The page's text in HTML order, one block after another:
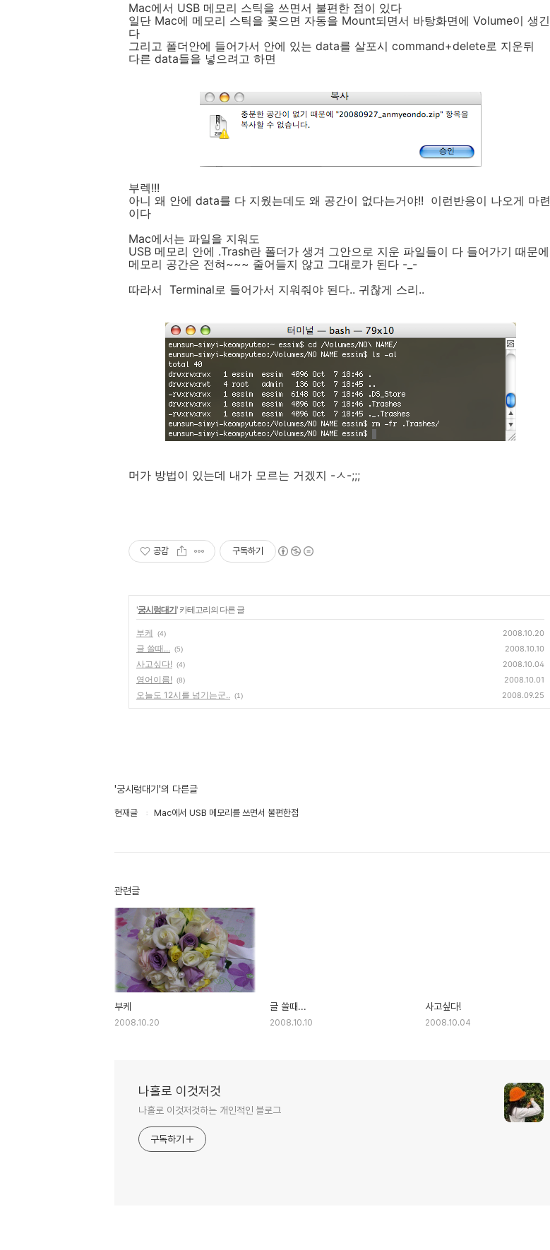
Mac에서 USB 메모리 스틱을 쓰면서 불편한 점이 있다
일단 Mac에 메모리 스틱을 꽃으면 자동을 Mount되면서 바탕화면에 Volume이 생긴
다
그리고 폴더안에 들어가서 안에 있는 data를 살포시 command+delete로 지운뒤
다른 data들을 넣으려고 하면
부렉!!!
아니 왜 안에 data를 다 지웠는데도 왜 공간이 없다는거야!! 이런반응이 나오게 마련
이다
Mac에서는 파일을 지워도
USB 메모리 안에 .Trash란 폴더가 생겨 그안으로 지운 파일들이 다 들어가기 때문에
메모리 공간은 전혀~~~ 줄어들지 않고 그대로가 된다 -_-
따라서 Terminal로 들어가서 지워줘야 된다.. 귀찮게 스리..
머가 방법이 있는데 내가 모르는 거겠지 -ㅅ-;;;
공감 구독하기
'궁시렁대기' 카테고리의 다른 글
부케 (4) 2008.10.20
글 쓸때... (5) 2008.10.10
사고싶다! (4) 2008.10.04
영어이름! (8) 2008.10.01
오늘도 12시를 넘기는군.. (1) 2008.09.25
'궁시렁대기'의 다른글
현재글 Mac에서 USB 메모리를 쓰면서 불편한점
관련글
부케
2008.10.20
글 쓸때...
2008.10.10
사고싶다!
2008.10.04
나홀로 이것저것
나홀로 이것저것하는 개인적인 블로그
구독하기